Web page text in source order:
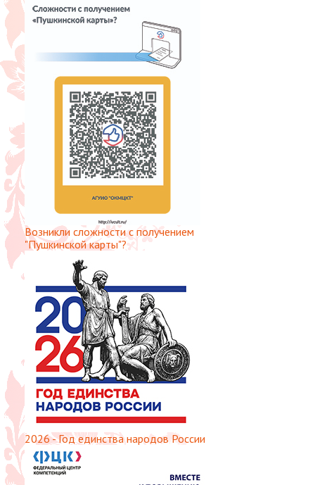
Возникли сложности с получением
"Пушкинской карты"?
2026 - Год единства народов России